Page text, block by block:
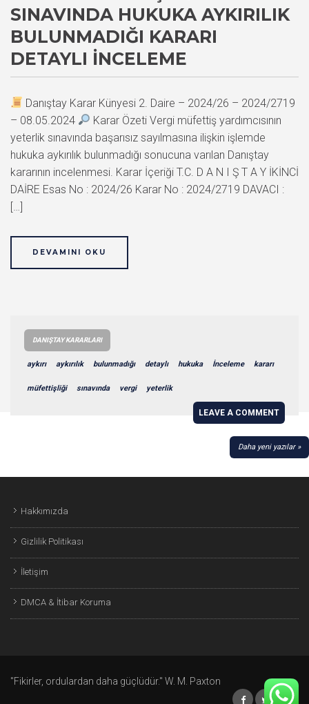
SINAVINDA HUKUKA AYKIRILIK
BULUNMADIĞI KARARI
DETAYLI İNCELEME
Danıştay Karar Künyesi 2. Daire – 2024/26 – 2024/2719
– 08.05.2024
Karar Özeti Vergi müfettiş yardımcısının
yeterlik sınavında başarısız sayılmasına ilişkin işlemde
hukuka aykırılık bulunmadığı sonucuna varılan Danıştay
kararının incelenmesi. Karar İçeriği T.C. D A N I Ş T A Y İKİNCİ
DAİRE Esas No : 2024/26 Karar No : 2024/2719 DAVACI :
[…]
DEVAMINI OKU
DANIŞTAY KARARLARI
aykırı aykırılık bulunmadığı detaylı hukuka İnceleme kararı
müfettişliği sınavında vergi yeterlik
LEAVE A COMMENT
Daha yeni yazılar
Hakkımızda
Gizlilik Politikası
İletişim
DMCA & İtibar Koruma
"Fikirler, ordulardan daha güçlüdür." W. M. Paxton